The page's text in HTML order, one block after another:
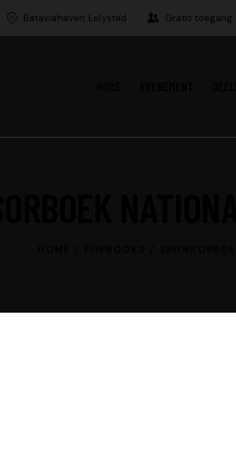
Bataviahaven, Lelystad Gratis toegang